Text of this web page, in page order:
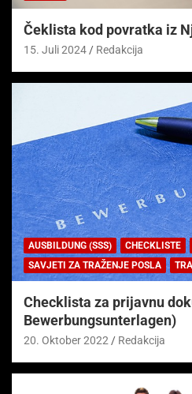
Čeklista kod povratka iz
15. Juli 2024 Redakcija
AUSBILDUNG (SSS) CHECKLISTE
SAVJETI ZA TRAŽENJE POSLA
Checklista za prijavnu
Bewerbungsunterlagen)
20. Oktober 2022 Redakcija